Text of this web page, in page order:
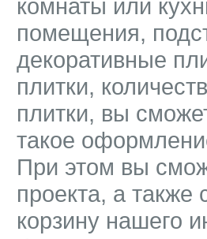
комнаты или
помещения,
декоративные
плитки,
плитки, вы
такое
При этом вы
проекта, а также
корзину нашего